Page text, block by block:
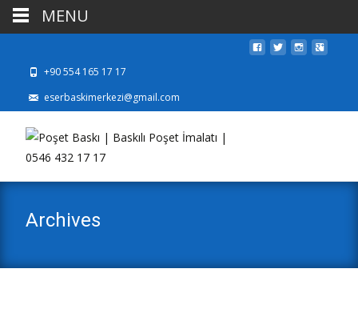
+90 554 165 17 17
eserbaskimerkezi@gmail.com
Archives
MENU